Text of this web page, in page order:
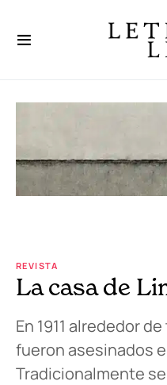
REVISTA
La casa de
En 1911 alrededor
fueron asesinados
Tradicionalmente